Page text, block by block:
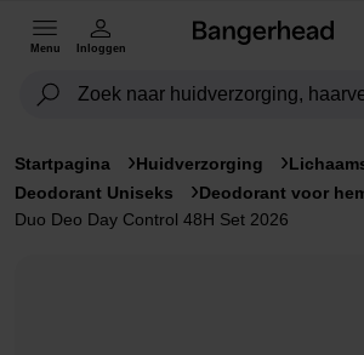
Menu Inloggen
Startpagina Huidverzorging
Deodorant Uniseks
Deodorant voor
Duo Deo Day Control 48H Set 2026